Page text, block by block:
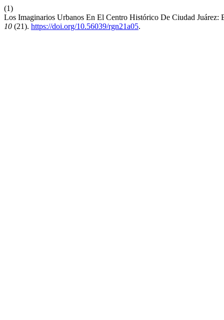
(1)
Los Imaginarios Urbanos En El Centro Histórico De Ciudad
10 (21). https://doi.org/10.56039/rgn21a05.